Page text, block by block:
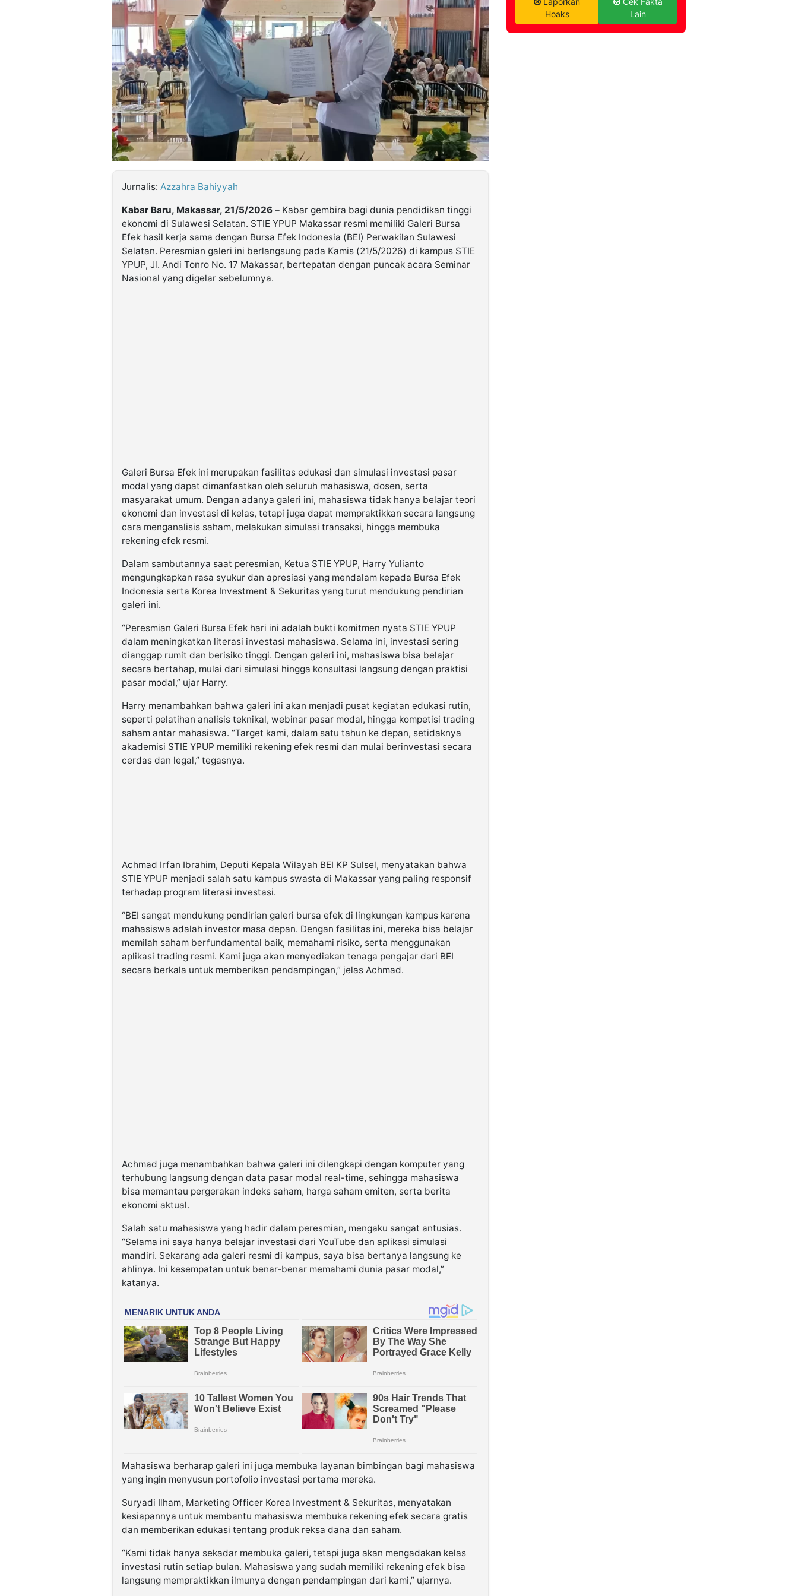
Jurnalis: Azzahra Bahiyyah
Kabar Baru, Makassar, 21/5/2026 – Kabar gembira bagi dunia pendidikan tinggi
ekonomi di Sulawesi Selatan. STIE YPUP Makassar resmi memiliki Galeri Bursa
Efek hasil kerja sama dengan Bursa Efek Indonesia (BEI) Perwakilan Sulawesi
Selatan. Peresmian galeri ini berlangsung pada Kamis (21/5/2026) di kampus STIE
YPUP, Jl. Andi Tonro No. 17 Makassar, bertepatan dengan puncak acara Seminar
Nasional yang digelar sebelumnya.
Galeri Bursa Efek ini merupakan fasilitas edukasi dan simulasi investasi pasar
modal yang dapat dimanfaatkan oleh seluruh mahasiswa, dosen, serta
masyarakat umum. Dengan adanya galeri ini, mahasiswa tidak hanya belajar teori
ekonomi dan investasi di kelas, tetapi juga dapat mempraktikkan secara langsung
cara menganalisis saham, melakukan simulasi transaksi, hingga membuka
rekening efek resmi.
Dalam sambutannya saat peresmian, Ketua STIE YPUP, Harry Yulianto
mengungkapkan rasa syukur dan apresiasi yang mendalam kepada Bursa Efek
Indonesia serta Korea Investment & Sekuritas yang turut mendukung pendirian
galeri ini.
“Peresmian Galeri Bursa Efek hari ini adalah bukti komitmen nyata STIE YPUP
dalam meningkatkan literasi investasi mahasiswa. Selama ini, investasi sering
dianggap rumit dan berisiko tinggi. Dengan galeri ini, mahasiswa bisa belajar
secara bertahap, mulai dari simulasi hingga konsultasi langsung dengan praktisi
pasar modal,” ujar Harry.
Harry menambahkan bahwa galeri ini akan menjadi pusat kegiatan edukasi rutin,
seperti pelatihan analisis teknikal, webinar pasar modal, hingga kompetisi trading
saham antar mahasiswa. “Target kami, dalam satu tahun ke depan, setidaknya
akademisi STIE YPUP memiliki rekening efek resmi dan mulai berinvestasi secara
cerdas dan legal,” tegasnya.
Achmad Irfan Ibrahim, Deputi Kepala Wilayah BEI KP Sulsel, menyatakan bahwa
STIE YPUP menjadi salah satu kampus swasta di Makassar yang paling responsif
terhadap program literasi investasi.
“BEI sangat mendukung pendirian galeri bursa efek di lingkungan kampus karena
mahasiswa adalah investor masa depan. Dengan fasilitas ini, mereka bisa belajar
memilah saham berfundamental baik, memahami risiko, serta menggunakan
aplikasi trading resmi. Kami juga akan menyediakan tenaga pengajar dari BEI
secara berkala untuk memberikan pendampingan,” jelas Achmad.
Achmad juga menambahkan bahwa galeri ini dilengkapi dengan komputer yang
terhubung langsung dengan data pasar modal real-time, sehingga mahasiswa
bisa memantau pergerakan indeks saham, harga saham emiten, serta berita
ekonomi aktual.
Salah satu mahasiswa yang hadir dalam peresmian, mengaku sangat antusias.
“Selama ini saya hanya belajar investasi dari YouTube dan aplikasi simulasi
mandiri. Sekarang ada galeri resmi di kampus, saya bisa bertanya langsung ke
ahlinya. Ini kesempatan untuk benar-benar memahami dunia pasar modal,”
katanya.
Mahasiswa berharap galeri ini juga membuka layanan bimbingan bagi mahasiswa
yang ingin menyusun portofolio investasi pertama mereka.
Suryadi Ilham, Marketing Officer Korea Investment & Sekuritas, menyatakan
kesiapannya untuk membantu mahasiswa membuka rekening efek secara gratis
dan memberikan edukasi tentang produk reksa dana dan saham.
“Kami tidak hanya sekadar membuka galeri, tetapi juga akan mengadakan kelas
investasi rutin setiap bulan. Mahasiswa yang sudah memiliki rekening efek bisa
langsung mempraktikkan ilmunya dengan pendampingan dari kami,” ujarnya.
Hoaks
Lain